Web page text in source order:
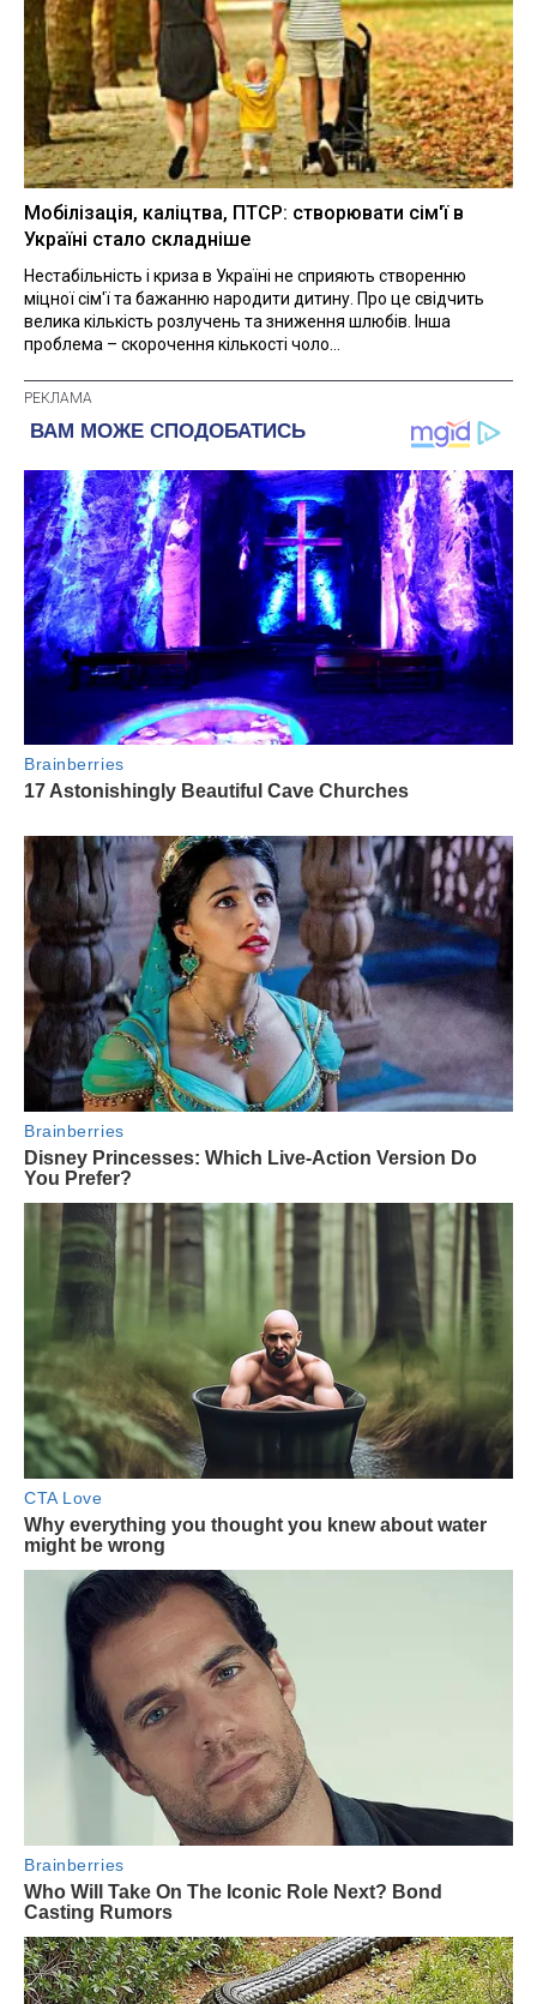
Мобілізація, каліцтва, ПТСР: створювати сім'ї в
Україні стало складніше
Нестабільність і криза в Україні не сприяють створенню
міцної сім'ї та бажанню народити дитину. Про це свідчить
велика кількість розлучень та зниження шлюбів. Інша
проблема – скорочення кількості чоло...